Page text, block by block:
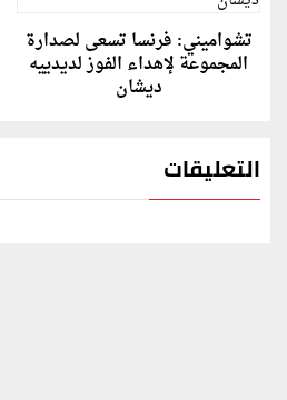
تشواميني: فرنسا تسعى لصدارة
المجموعة لإهداء الفوز لديدييه
ديشان
التعليقات